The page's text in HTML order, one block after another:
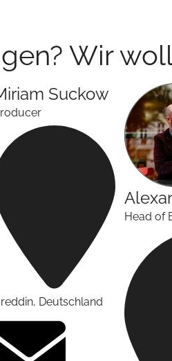
Wir
Suckow
, Deutschland
Head of